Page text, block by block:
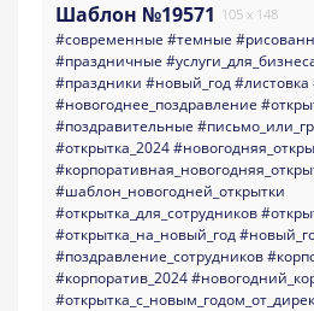
Шаблон №19571 105 x 148
#современные #темные
#праздничные
#праздники #новый_год#листовка
#новогоднее_поздравление
#поздравительные
#открытка_2024
#шаблон_новогодней_открытки
#открытка_для_сотрудников
#открытка_на_новый_год
#поздравление_сотрудников
#корпоратив_2024